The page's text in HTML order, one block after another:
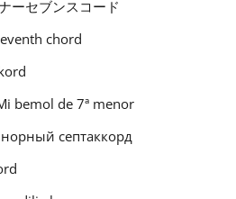
ーセブンスコード
chord
bemol de 7ª menor
септаккорд